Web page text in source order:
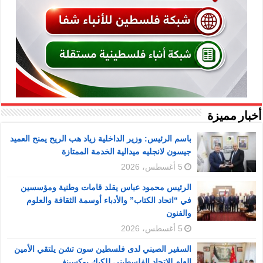
أخبار مميزة
باسم الرئيس: وزير الداخلية زياد هب الريح يمنح العميد
جيسون لانجليه ميدالية الخدمة الممتازة
5 أغسطس، 2026
الرئيس محمود عباس يقلد قامات وطنية ومؤسسين
في “اتحاد الكتاب” والأدباء أوسمة الثقافة والعلوم
والفنون
5 أغسطس، 2026
السفير الصيني لدى فلسطين سون تشن يلتقي الأمين